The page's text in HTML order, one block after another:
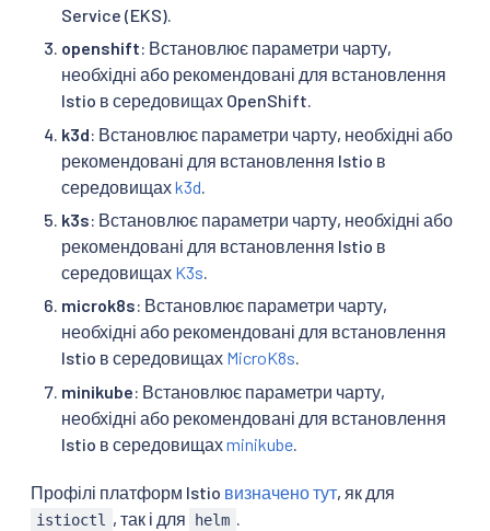
Service (EKS).
openshift: Встановлює параметри чарту,
необхідні або рекомендовані для встановлення
Istio в середовищах OpenShift.
k3d: Встановлює параметри чарту, необхідні або
рекомендовані для встановлення Istio в
середовищахk3d
k3s: Встановлює параметри чарту, необхідні або
рекомендовані для встановлення Istio в
середовищах K3s.
microk8s: Встановлює параметри чарту,
необхідні або рекомендовані для встановлення
Istio в середовищах MicroK8s.
minikube: Встановлює параметри чарту,
необхідні або рекомендовані для встановлення
Istio в середовищахminikube.
Профілі платформ Istio визначено тут, як для
istioctl , так і для helm .